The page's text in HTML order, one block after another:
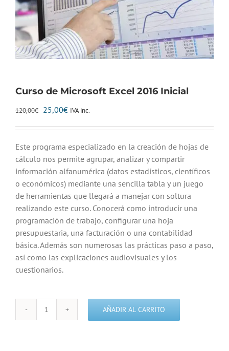
Curso de Microsoft Excel 2016 Inicial
120,00€ El
era:
120,00€.
25,00€El
es:
25,00€.
IVA inc.
Este programa especializado en la creación de hojas de
cálculo nos permite agrupar, analizar y compartir
información alfanumérica (datos estadísticos, científicos
o económicos) mediante una sencilla tabla y un juego
de herramientas que llegará a manejar con soltura
realizando este curso. Conocerá como introducir una
programación de trabajo, configurar una hoja
presupuestaria, una facturación o una contabilidad
básica. Además son numerosas las prácticas paso a paso,
así como las explicaciones audiovisuales y los
cuestionarios.
Curso
AÑADIR AL CARRITO